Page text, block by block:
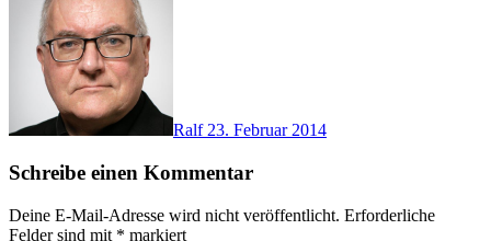
Ralf 23. Februar 2014
Schreibe einen Kommentar
Deine E-Mail-Adresse wird nicht veröffentlicht. Erforderliche
Felder sind mit * markiert